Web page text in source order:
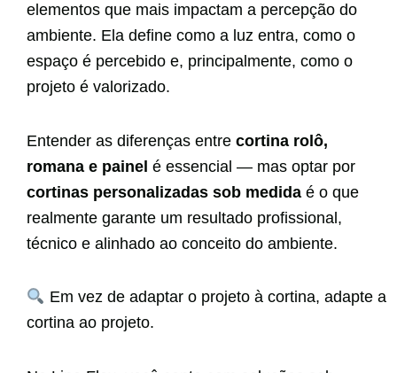
elementos que mais impactam a percepção do
ambiente. Ela define como a luz entra, como o
espaço é percebido e, principalmente, como o
projeto é valorizado.
Entender as diferenças entre cortina rolô,
romana e painel é essencial — mas optar por
cortinas personalizadas sob medida é o que
realmente garante um resultado profissional,
técnico e alinhado ao conceito do ambiente.
Em vez de adaptar o projeto à cortina, adapte a
cortina ao projeto.